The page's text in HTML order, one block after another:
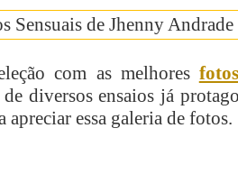
com as melhores
diversos ensaios já
apreciar essa galeria de fotos.